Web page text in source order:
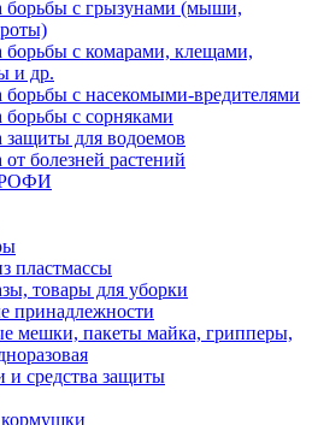
борьбы с грызунами (мыши,
борьбы с комарами, клещами,
и др.
борьбы с насекомыми-вредителями
борьбы с сорняками
защиты для водоемов
от болезней растений
пластмассы
товары для уборки
принадлежности
мешки, пакеты майка, грипперы,
и средства защиты